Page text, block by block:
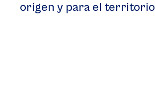
origen y para el territorio